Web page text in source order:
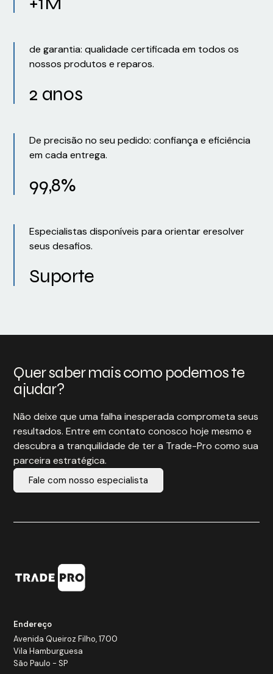
de garantia: qualidade certificada em todos os
nossos produtos e reparos.
2 anos
De precisão no seu pedido: confiança e eficiência
em cada entrega.
99,8%
Especialistas disponíveis para orientar eresolver
seus desafios.
Suporte
Quer saber mais como podemos te
ajudar?
Não deixe que uma falha inesperada comprometa seus
resultados. Entre em contato conosco hoje mesmo e
descubra a tranquilidade de ter a Trade-Pro como sua
parceira estratégica.
Fale com nosso especialista
Endereço
Avenida Queiroz Filho, 1700
Vila Hamburguesa
São Paulo - SP